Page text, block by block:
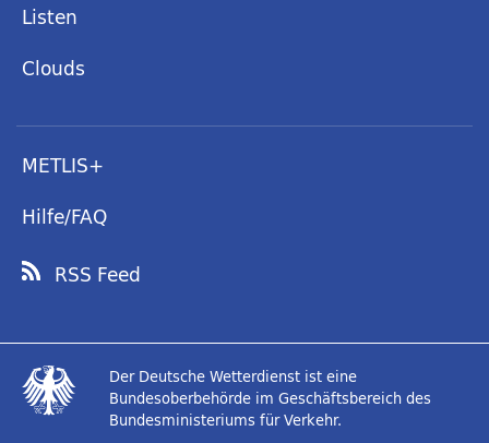
Listen
Clouds
METLIS+
Hilfe/FAQ
RSS Feed
Der Deutsche Wetterdienst ist eine
Bundesoberbehörde im Geschäftsbereich des
Bundesministeriums für Verkehr.